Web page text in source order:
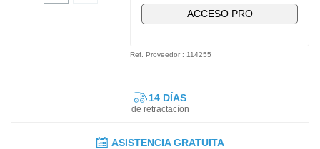
ACCESO PRO
Ref. Proveedor : 114255
14 DÍAS
de retractacíon
ASISTENCIA GRATUITA